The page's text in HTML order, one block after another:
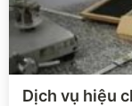
Xem chi tiết
Dịch vụ hiệu